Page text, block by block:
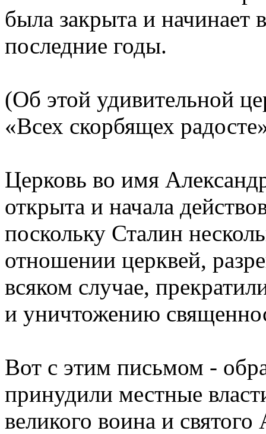
была закрыта и начинает
последние годы.
(Об этой удивительной
«Всех скорбящех
Церковь во имя
открыта и начала
поскольку Сталин
отношении церквей,
всяком случае,
и уничтожению
Вот с этим письмом -
принудили местные
великого воина и